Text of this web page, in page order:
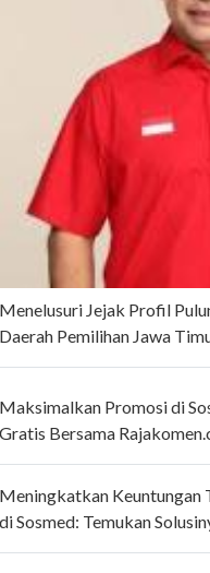
Jejak Profil
Pemilihan Jawa
Promosi di
Bersama
Keuntungan
Sosmed: Temukan